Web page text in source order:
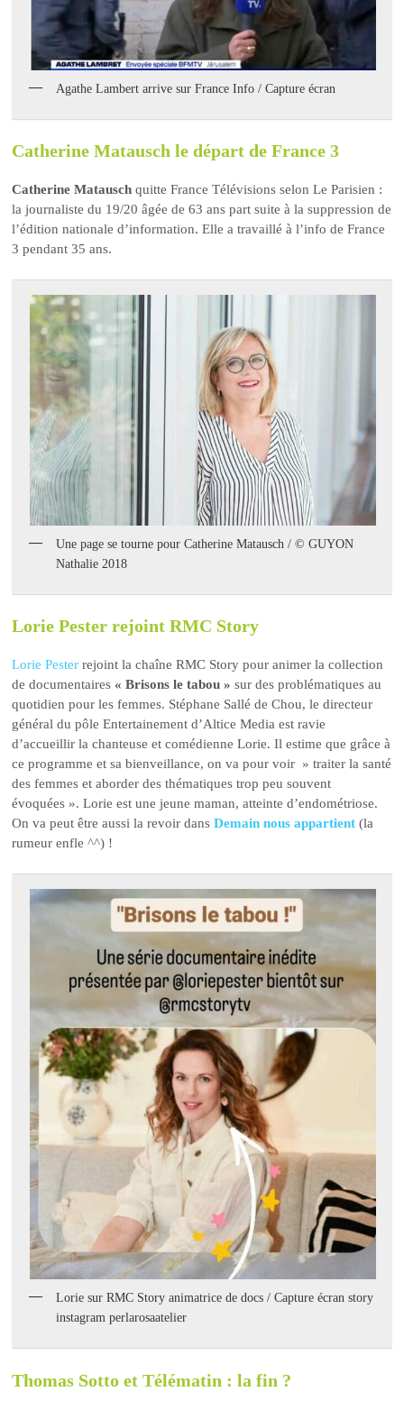
Agathe Lambert arrive sur France Info / Capture écran
Catherine Matausch le départ de France 3
Catherine Matausch quitte France Télévisions selon Le Parisien :
la journaliste du 19/20 âgée de 63 ans part suite à la suppression de
l’édition nationale d’information. Elle a travaillé à l’info de France
3 pendant 35 ans.
Une page se tourne pour Catherine Matausch / © GUYON
Nathalie 2018
Lorie Pester rejoint RMC Story
Lorie Pester rejoint la chaîne RMC Story pour animer la collection
de documentaires « Brisons le tabou » sur des problématiques au
quotidien pour les femmes. Stéphane Sallé de Chou, le directeur
général du pôle Entertainement d’Altice Media est ravie
d’accueillir la chanteuse et comédienne Lorie. Il estime que grâce à
ce programme et sa bienveillance, on va pour voir » traiter la santé
des femmes et aborder des thématiques trop peu souvent
évoquées ». Lorie est une jeune maman, atteinte d’endométriose.
On va peut être aussi la revoir dansDemain nous appartient (la
rumeur enfle ^^) !
Lorie sur RMC Story animatrice de docs / Capture écran story
instagram perlarosaatelier
Thomas Sotto et Télématin : la fin ?